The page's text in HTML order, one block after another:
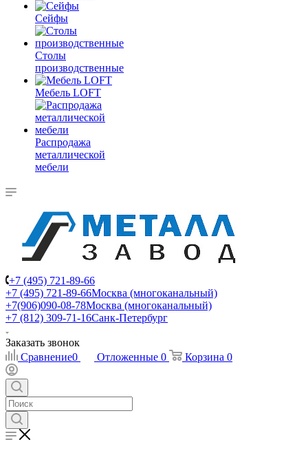
Сейфы
Столы
производственные
Мебель LOFT
Распродажа
металлической
мебели
+7 (495) 721-89-66
+7 (495) 721-89-66Москва (многоканальный)
+7(906)090-08-78Москва (многоканальный)
+7 (812) 309-71-16Санк-Петербург
Заказать звонок
Сравнение0 Отложенные 0 Корзина 0